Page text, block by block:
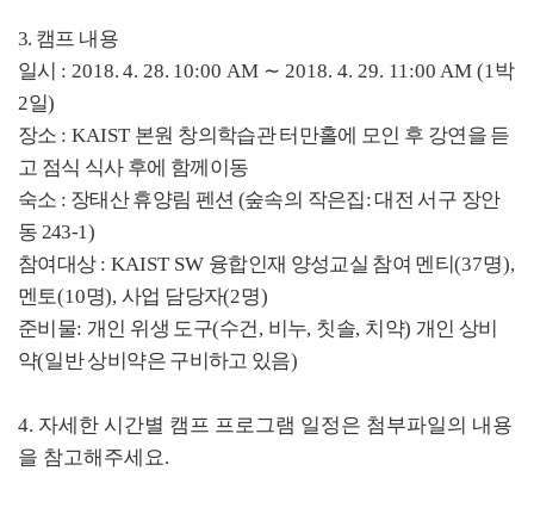
3. 캠프 내용
일시 : 2018. 4. 28. 10:00 AM ∼ 2018. 4.29. 11:00 AM (1박
2일)
장소 : KAIST 본원 창의학습관 터만홀에 모인 후 강연을 듣
고 점식 식사 후에 함께이동
숙소 : 장태산 휴양림 펜션 (숲속의 작은집: 대전 서구 장안
동 243-1)
참여대상 : KAIST SW 융합인재 양성교실 참여 멘티(37명),
멘토(10명),사업 담당자(2명)
준비물: 개인 위생 도구(수건, 비누, 칫솔, 치약) 개인 상비
약(일반 상비약은 구비하고 있음)
4. 자세한 시간별 캠프 프로그램 일정은 첨부파일의 내용
을 참고해주세요.